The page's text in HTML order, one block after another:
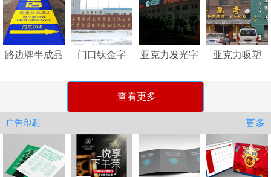
路边牌半成品 门口钛金字 亚克力发光字 亚克力吸塑
查看更多
广告印刷 更多